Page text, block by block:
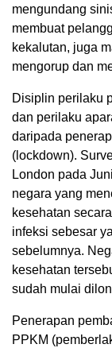
mengundang
membuat
kekalutan, juga
mengorup dan
Disiplin perilaku
dan perilaku
daripada
(lockdown).
London pada
negara yang
kesehatan
infeksi sebesar
sebelumnya.
kesehatan
sudah mulai
Penerapan
PPKM